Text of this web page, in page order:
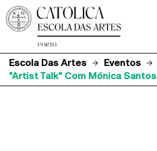
Escola Das Artes
Eventos
"Artist Talk" Com Mónica Santos